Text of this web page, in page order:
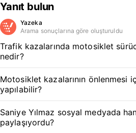
Yanıt bulun
Yazeka
Arama sonuçlarına göre oluşturuldu
Trafik kazalarında motosiklet
nedir?
Motosiklet kazalarının önlenmesi
yapılabilir?
Saniye Yılmaz sosyal medyada
paylaşıyordu?